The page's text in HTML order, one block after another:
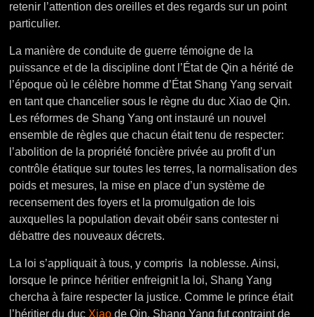
retenir l’attention des oreilles et des regards sur un point
particulier.
La manière de conduite de guerre témoigne de la
puissance et de la discipline dont l’État de Qin a hérité de
l’époque où le célèbre homme d’État Shang Yang servait
en tant que chancelier sous le règne du duc Xiao de Qin.
Les réformes de Shang Yang ont instauré un nouvel
ensemble de règles que chacun était tenu de respecter:
l’abolition de la propriété foncière privée au profit d’un
contrôle étatique sur toutes les terres, la normalisation des
poids et mesures, la mise en place d’un système de
recensement des foyers et la promulgation de lois
auxquelles la population devait obéir sans contester ni
débattre des nouveaux décrets.
La loi s’appliquait à tous, y compris la noblesse. Ainsi,
lorsque le prince héritier enfreignit la loi, Shang Yang
chercha à faire respecter la justice. Comme le prince était
l’héritier du duc Xiao de Qin, Shang Yang fut contraint de